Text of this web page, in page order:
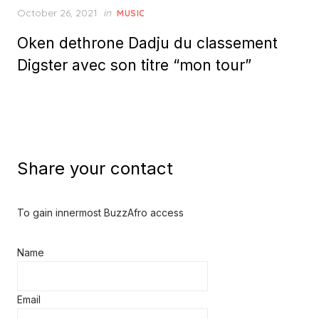
Posted
October 26, 2021 in MUSIC
Oken dethrone Dadju du classement
Digster avec son titre “mon tour”
Share your contact
To gain innermost BuzzAfro access
Name
Email